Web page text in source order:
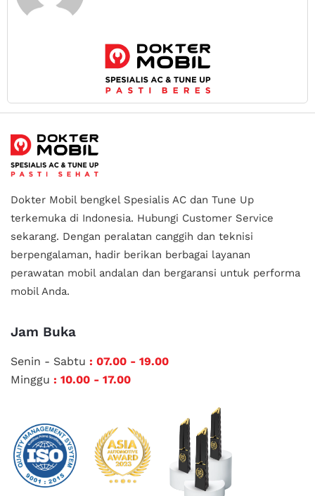
Dokter Mobil bengkel Spesialis AC dan Tune Up
terkemuka di Indonesia. Hubungi Customer Service
sekarang. Dengan peralatan canggih dan teknisi
berpengalaman, hadir berikan berbagai layanan
perawatan mobil andalan dan bergaransi untuk performa
mobil Anda.
Jam Buka
Senin - Sabtu : 07.00 - 19.00
Minggu : 10.00 - 17.00